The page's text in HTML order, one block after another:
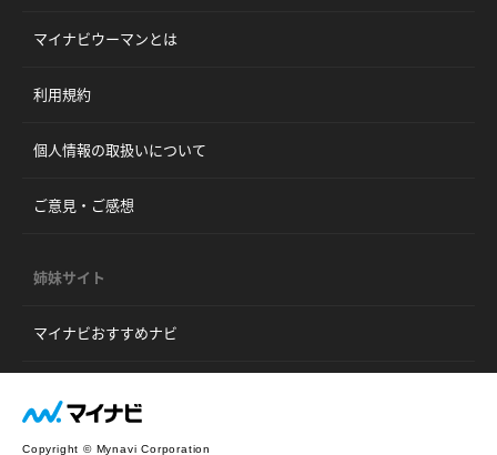
マイナビウーマンとは
利用規約
個人情報の取扱いについて
ご意見・ご感想
姉妹サイト
マイナビおすすめナビ
Copyright © Mynavi Corporation